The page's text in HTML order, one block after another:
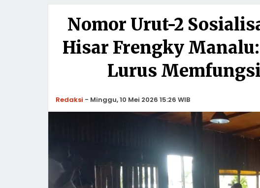
Nomor Urut-2
Hisar Frengky
Lurus
Redaksi - Minggu, 10 Mei 2026 15:26 WIB